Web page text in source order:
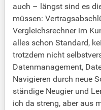
auch – längst sind es
müssen:
Vergleichsrechner im
alles schon Standard,
trotzdem nicht
Datenmanagement,
Navigieren durch neue
ständige Neugier und
ich da streng, aber aus